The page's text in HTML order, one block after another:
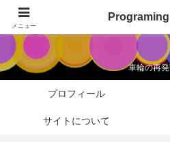
車輪の再
プロフィール
サイトについて
メニュー